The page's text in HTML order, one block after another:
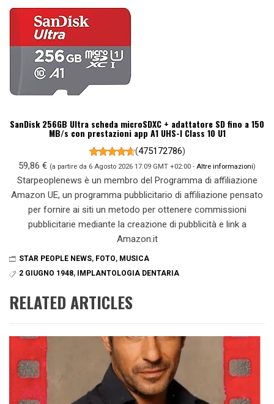
SanDisk 256GB Ultra scheda microSDXC + adattatore SD fino a 150
MB/s con prestazioni app A1 UHS-I Class 10 U1
(475172786)
59,86 € (a partire da 6 Agosto 2026 17:09 GMT +02:00 - Altre informazioni)
Starpeoplenews è un membro del Programma di affiliazione
Amazon UE, un programma pubblicitario di affiliazione pensato
per fornire ai siti un metodo per ottenere commissioni
pubblicitarie mediante la creazione di pubblicità e link a
Amazon.it
STAR PEOPLE NEWS, FOTO, MUSICA
2 GIUGNO 1948, IMPLANTOLOGIA DENTARIA
RELATED ARTICLES